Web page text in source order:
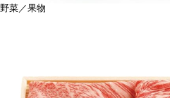
野菜／果物